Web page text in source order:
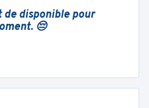
disponible pour
😔